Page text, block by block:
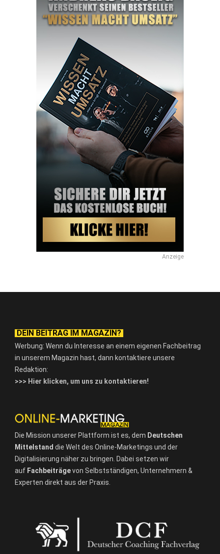
Anzeige
DEIN BEITRAG IM MAGAZIN?
Werbung: Wenn du Interesse an einem eigenen Fachbeitrag
in unserem Magazin hast, dann kontaktiere unsere
Redaktion:
>>> Hier klicken, um uns zu kontaktieren!
Die Mission unserer Plattform ist es, dem Deutschen
Mittelstand die Welt des Online-Marketings und der
Digitalisierung näher zu bringen. Dabei setzen wir
auf Fachbeiträgevon Selbstständigen, Unternehmern &
Experten direkt aus der Praxis.